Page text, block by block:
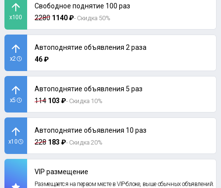
x100
Свободное поднятие 100 раз
2280 1140 ₽- Скидка 50%
x2
Автоподнятие объявления 2 раза
46 ₽
x5
Автоподнятие объявления 5 раз
114 103 ₽- Скидка 10%
x10
Автоподнятие объявления 10 раз
228 183 ₽- Скидка 20%
VIP размещение
Размещается на первом месте в VIP-блоке, выше обычных объявлений.